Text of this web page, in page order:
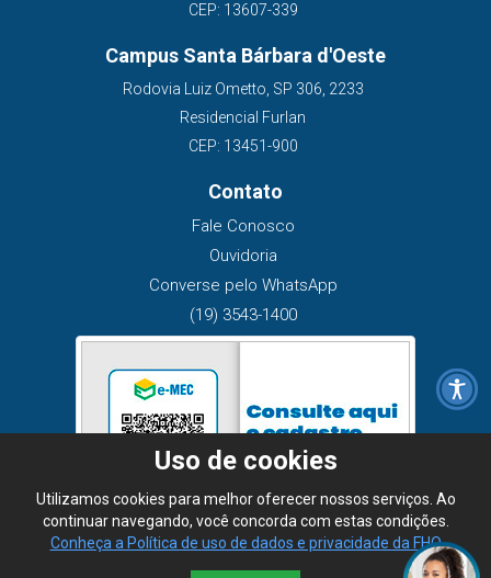
CEP: 13607-339
Campus Santa Bárbara d'Oeste
Rodovia Luiz Ometto, SP 306, 2233
Residencial Furlan
CEP: 13451-900
Contato
Fale Conosco
Ouvidoria
Converse pelo WhatsApp
(19) 3543-1400
Uso de cookies
Utilizamos cookies para melhor oferecer nossos serviços. Ao
continuar navegando, você concorda com estas condições.
Conheça a Política de uso de dados e privacidade da FHO